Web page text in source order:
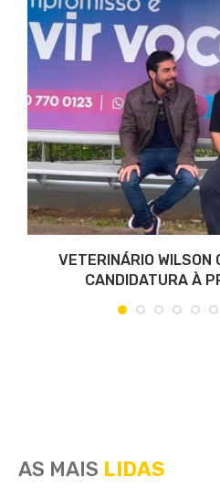
VETERINÁRIO WILSON
CANDIDATURA À
AS MAIS LIDAS